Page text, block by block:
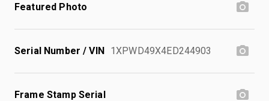
Featured Photo
Serial Number / VIN 1XPWD49X4ED244903
Frame Stamp Serial